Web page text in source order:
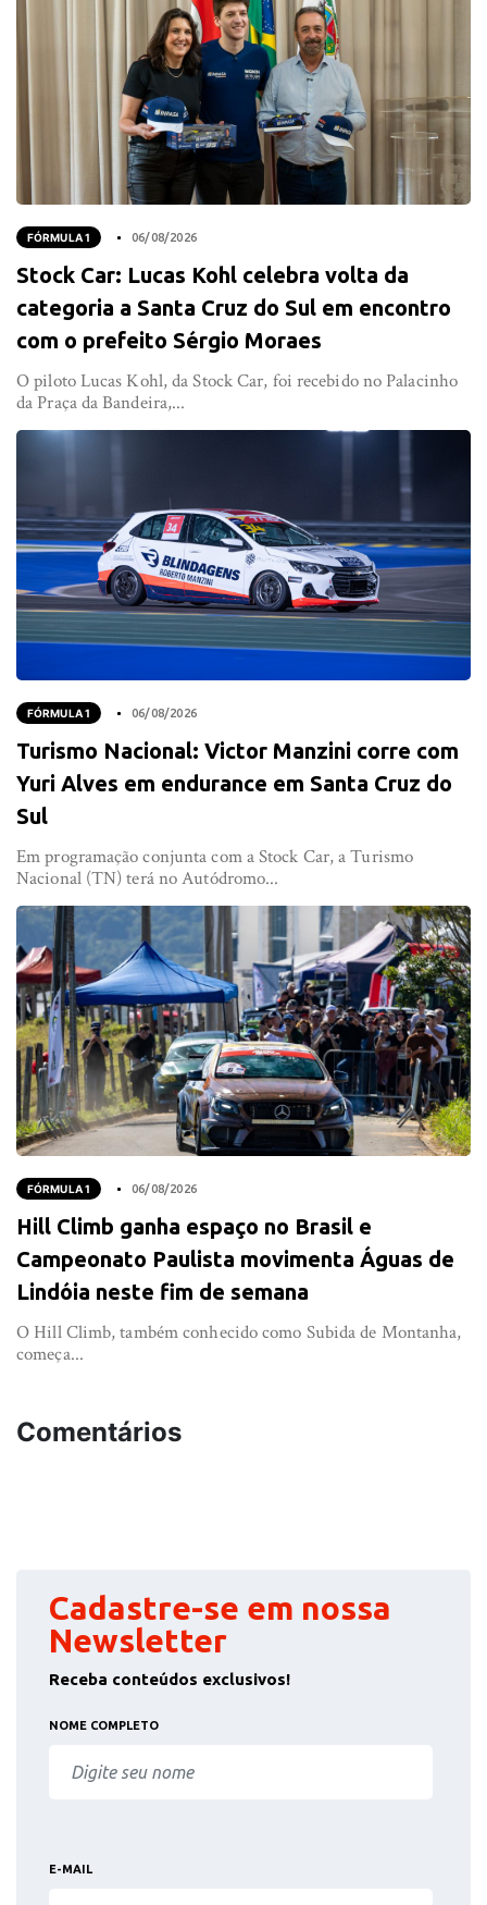
FÓRMULA 1 06/08/2026
Stock Car: Lucas Kohl celebra volta da
categoria a Santa Cruz do Sul em encontro
com o prefeito Sérgio Moraes
O piloto Lucas Kohl, da Stock Car, foi recebido no Palacinho
da Praça da Bandeira,...
FÓRMULA 1 06/08/2026
Turismo Nacional: Victor Manzini corre com
Yuri Alves em endurance em Santa Cruz do
Sul
Em programação conjunta com a Stock Car, a Turismo
Nacional (TN) terá no Autódromo...
FÓRMULA 1 06/08/2026
Hill Climb ganha espaço no Brasil e
Campeonato Paulista movimenta Águas de
Lindóia neste fim de semana
O Hill Climb, também conhecido como Subida de Montanha,
começa...
Comentários
Cadastre-se em nossa
Newsletter
Receba conteúdos exclusivos!
NOME COMPLETO
E-MAIL